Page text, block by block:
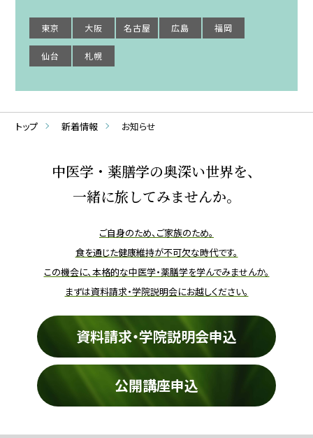
東京 大阪 名古屋 広島 福岡
仙台 札幌
トップ 新着情報 お知らせ
中医学・薬膳学の奥深い世界を、
一緒に旅してみませんか。
ご自身のため、ご家族のため。
食を通じた健康維持が不可欠な時代です。
この機会に、本格的な中医学・薬膳学を学んでみませんか。
まずは資料請求・学院説明会にお越しください。
資料請求・学院説明会申込
公開講座申込